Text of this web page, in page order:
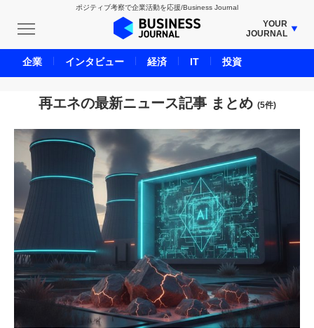
ポジティブ考察で企業活動を応援/Business Journal
YOUR
JOURNAL
BUSINESS JOURNAL
UNICORN JOURNAL
CARBON CREDITS JOURNAL
ENERGY MANAGEMENT JOURNAL
INBOUND JOURNAL
LIFE ENDING JOURNAL
AI JOURNAL
REAL ESTATE BROKERAGE JOURNAL
SMART MARKETING JOURNAL
BPaaS JOURNAL
ADOPTABLE DOG JOURNAL
再エネの最新ニュース記事 まとめ (5件)
企業 インタビュー 経済 IT 投資